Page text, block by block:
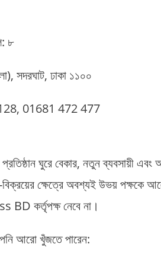
৮
সদরঘাট, ঢাকা ১১০০
01681 472 477
প্রতিষ্ঠান ঘুরে বেকার, নতুন ব্যবসায়ী
ক্ষেত্রে অবশ্যই উভয় পক্ষকে
BD কর্তৃপক্ষ নেবে না।
আরো খুঁজতে পারেন: